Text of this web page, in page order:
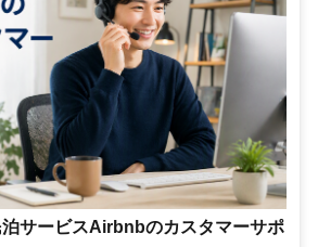
サービスAirbnbのカスタマーサポ